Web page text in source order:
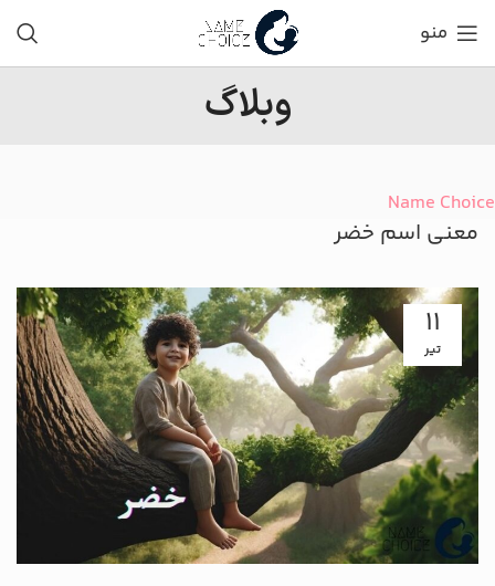
منو
وبلاگ
Name Choice
معنی اسم خضر
11
تیر